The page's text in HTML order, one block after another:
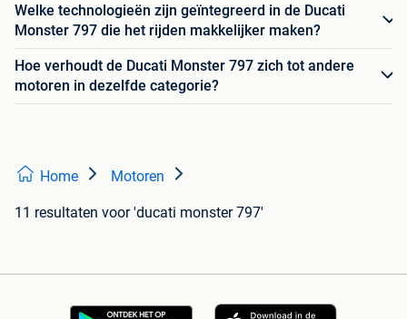
Welke technologieën zijn geïntegreerd in de Ducati
Monster 797 die het rijden makkelijker maken?
Hoe verhoudt de Ducati Monster 797 zich tot andere
motoren in dezelfde categorie?
Home Motoren
11 resultaten voor 'ducati monster 797'